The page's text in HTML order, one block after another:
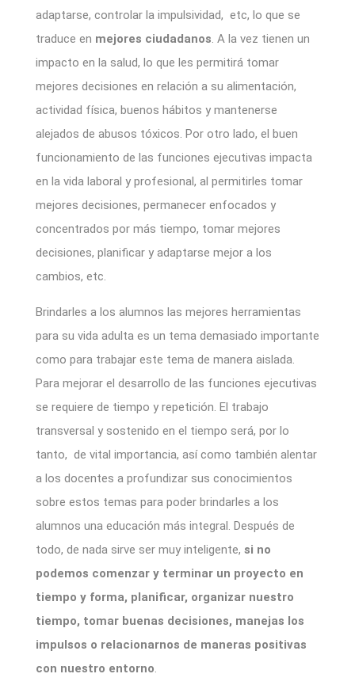
adaptarse, controlar la impulsividad, etc, lo que se
traduce en mejores ciudadanos. A la vez tienen un
impacto en la salud, lo que les permitirá tomar
mejores decisiones en relación a su alimentación,
actividad física, buenos hábitos y mantenerse
alejados de abusos tóxicos. Por otro lado, el buen
funcionamiento de las funciones ejecutivas impacta
en la vida laboral y profesional, al permitirles tomar
mejores decisiones, permanecer enfocados y
concentrados por más tiempo, tomar mejores
decisiones, planificar y adaptarse mejor a los
cambios, etc.
Brindarles a los alumnos las mejores herramientas
para su vida adulta es un tema demasiado importante
como para trabajar este tema de manera aislada.
Para mejorar el desarrollo de las funciones ejecutivas
se requiere de tiempo y repetición. El trabajo
transversal y sostenido en el tiempo será, por lo
tanto, de vital importancia, así como también alentar
a los docentes a profundizar sus conocimientos
sobre estos temas para poder brindarles a los
alumnos una educación más integral. Después de
todo, de nada sirve ser muy inteligente, si no
podemos comenzar y terminar un proyecto en
tiempo y forma, planificar, organizar nuestro
tiempo, tomar buenas decisiones, manejas los
impulsos o relacionarnos de maneras positivas
con nuestro entorno.